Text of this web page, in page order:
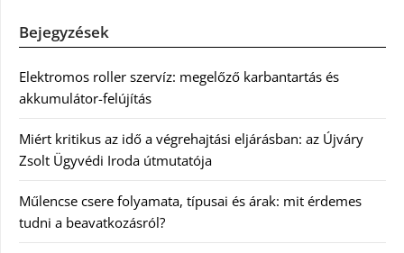
Bejegyzések
Elektromos roller szervíz: megelőző karbantartás és
akkumulátor-felújítás
Miért kritikus az idő a végrehajtási eljárásban: az Újváry
Zsolt Ügyvédi Iroda útmutatója
Műlencse csere folyamata, típusai és árak: mit érdemes
tudni a beavatkozásról?